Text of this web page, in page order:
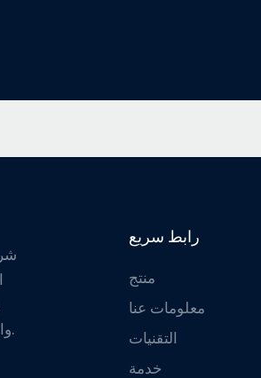
والكشف عنه ذات مستوى عالمي وحلول متكاملة.
رابط سريع
منتج
معلومات عنا
التقنيات
خدمة